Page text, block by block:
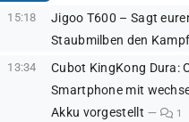
15:18
Jigoo T600 – Sagt
Staubmilben den
13:34
Cubot KingKong Dura:
Smartphone mit
Akku vorgestellt
1